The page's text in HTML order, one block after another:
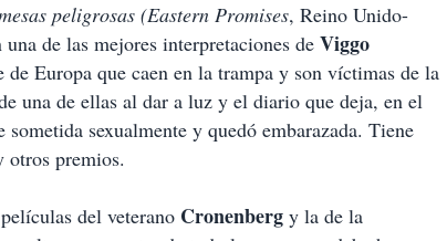
peligrosas (Eastern Promises, Reino Unido-
una de las mejores interpretaciones de Viggo
Europa que caen en la trampa y son víctimas de la
una de ellas al dar a luz y el diario que deja, en el
sexualmente y quedó embarazada. Tiene
otros premios.
del veterano Cronenberg y la de la